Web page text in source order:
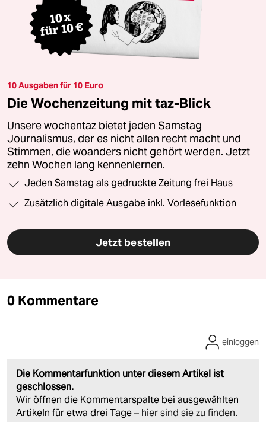
10 Ausgaben für 10 Euro
Die Wochenzeitung mit taz-Blick
Unsere wochentaz bietet jeden Samstag
Journalismus, der es nicht allen recht macht und
Stimmen, die woanders nicht gehört werden. Jetzt
zehn Wochen lang kennenlernen.
Jeden Samstag als gedruckte Zeitung frei Haus
Zusätzlich digitale Ausgabe inkl. Vorlesefunktion
Jetzt bestellen
0 Kommentare
Die Kommentarfunktion unter diesem Artikel ist
geschlossen.
Wir öffnen die Kommentarspalte bei ausgewählten
Artikeln für etwa drei Tage – hier sind sie zu finden.
einloggen